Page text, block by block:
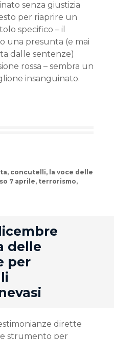
senza giustizia
per riaprire un
specifico – il
una presunta (e mai
dalle sentenze)
rossa – sembra un
insanguinato.
, concutelli, la voce delle
7 aprile, terrorismo,
delle
per
dirette
strumento per